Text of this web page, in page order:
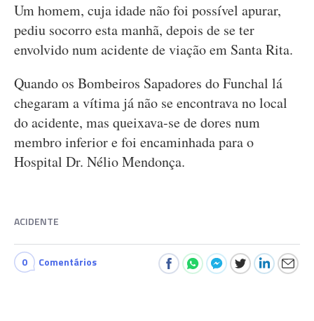
Um homem, cuja idade não foi possível apurar,
pediu socorro esta manhã, depois de se ter
envolvido num acidente de viação em Santa Rita.
Quando os Bombeiros Sapadores do Funchal lá
chegaram a vítima já não se encontrava no local
do acidente, mas queixava-se de dores num
membro inferior e foi encaminhada para o
Hospital Dr. Nélio Mendonça.
ACIDENTE
0 Comentários